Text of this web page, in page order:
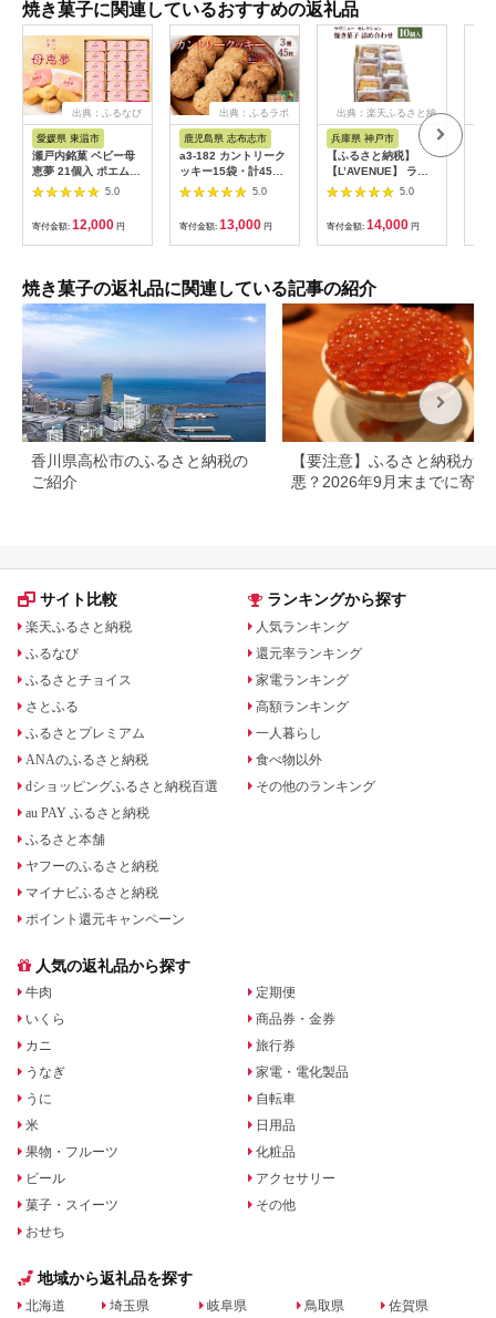
焼き菓子に関連しているおすすめの返礼品
出典：ふるなび
愛媛県 東温市
瀬戸内銘菓 ベビー母
恵夢 21個入 ポエム
手土産 贈答 ギフト お
菓子 スイーツ 和菓子
5.0
寄付金額: 12,000 円
出典：ふるラボ
鹿児島県 志布志市
a3-182 カントリーク
ッキー15袋・計45枚
(1袋あたり3枚入)
5.0
寄付金額: 13,000 円
出典：楽天ふるさと納
兵庫県 神戸市
【ふるさと納税】
【L’AVENUE】 ラヴ
ニュー セレクション
焼き菓子詰め合わせ
10個入り
L’AVENUE
SELECTION
5.0
寄付金額: 14,000 円
焼き菓子の返礼品に関連している記事の紹介
香川県高松市のふるさと納税の
ご紹介
【要注意】ふるさと納税が改
悪？2026年9月末までに寄付
サイト比較
楽天ふるさと納税
ふるなび
ふるさとチョイス
さとふる
ふるさとプレミアム
ANAのふるさと納税
dショッピングふるさと納税百選
au PAY ふるさと納税
ふるさと本舗
ヤフーのふるさと納税
マイナビふるさと納税
ポイント還元キャンペーン
ランキングから探す
人気ランキング
還元率ランキング
家電ランキング
高額ランキング
一人暮らし
食べ物以外
その他のランキング
人気の返礼品から探す
牛肉
いくら
カニ
うなぎ
うに
米
果物・フルーツ
ビール
菓子・スイーツ
おせち
定期便
商品券・金券
旅行券
家電・電化製品
自転車
日用品
化粧品
アクセサリー
その他
地域から返礼品を探す
北海道 埼玉県 岐阜県 鳥取県 佐賀県